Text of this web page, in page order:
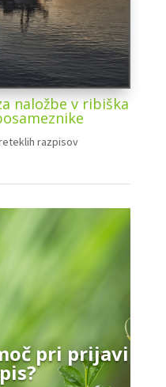
naložbe v ribiška
razpisov
pri prijavi